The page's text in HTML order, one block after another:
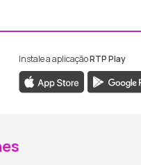
RTP Madeira
da RTP Madeira
Instale a aplicaçãoRTP Play